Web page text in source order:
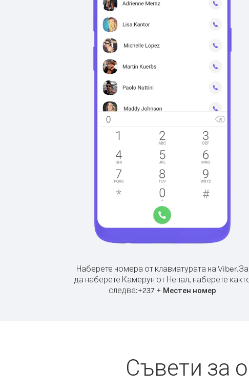
Наберете номера от клавиатурата на Viber.За
да наберете Камерун от Непал, наберете
следва:+237 + Местен номер
Съвети за